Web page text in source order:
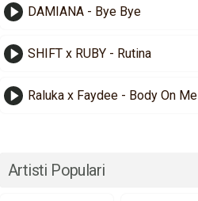
DAMIANA - Bye Bye
SHIFT x RUBY - Rutina
Raluka x Faydee - Body On Me
Artisti Populari